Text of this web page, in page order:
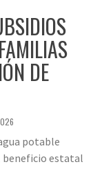
DE
potable
beneficio estatal